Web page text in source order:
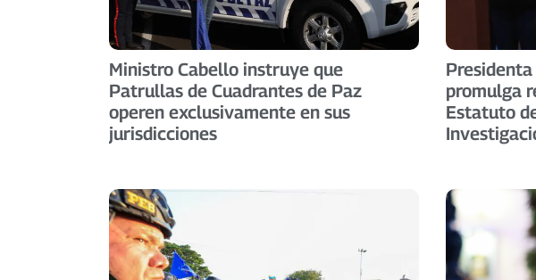
Ministro Cabello instruye que
Patrullas de Cuadrantes de Paz
operen exclusivamente en sus
jurisdicciones
promulga
Estatuto